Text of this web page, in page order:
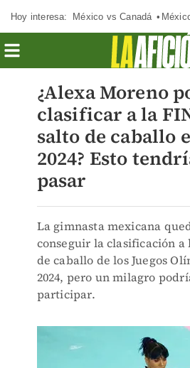
Hoy interesa: México vs Canadá
¿Alexa Moreno
clasificar a la
salto de caballo
2024? Esto
pasar
La gimnasta mexicana
conseguir la clasificación
de caballo de los Juegos
2024, pero un milagro
participar.